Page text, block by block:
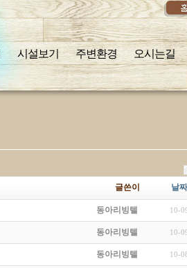
시설보기 주변환경 오시는길
글쓴이 날짜
동아리빙텔 10-
동아리빙텔 10-
동아리빙텔 10-